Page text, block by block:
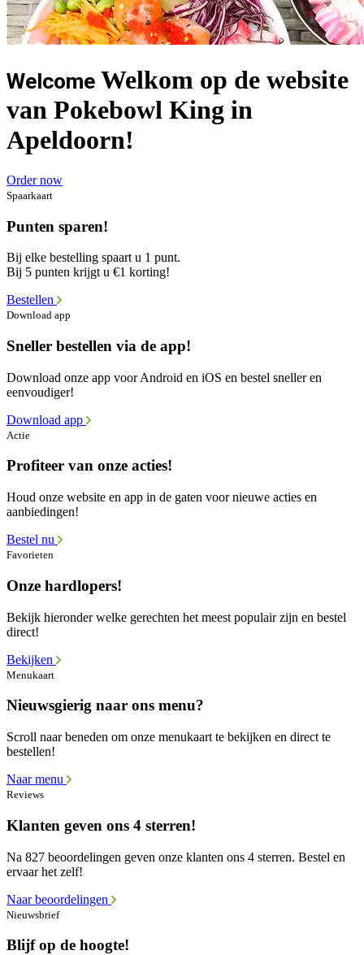
Welcome Welkom op de website
van Pokebowl King in
Apeldoorn!
Order now
Spaarkaart
Punten sparen!
Bij elke bestelling spaart u 1 punt.
Bij 5 punten krijgt u €1 korting!
Bestellen
Download app
Sneller bestellen via de app!
Download onze app voor Android en iOS en bestel sneller en
eenvoudiger!
Download app
Actie
Profiteer van onze acties!
Houd onze website en app in de gaten voor nieuwe acties en
aanbiedingen!
Bestel nu
Favorieten
Onze hardlopers!
Bekijk hieronder welke gerechten het meest populair zijn en bestel
direct!
Bekijken
Menukaart
Nieuwsgierig naar ons menu?
Scroll naar beneden om onze menukaart te bekijken en direct te
bestellen!
Naar menu
Reviews
Klanten geven ons 4 sterren!
Na 827 beoordelingen geven onze klanten ons 4 sterren. Bestel en
ervaar het zelf!
Naar beoordelingen
Nieuwsbrief
Blijf op de hoogte!